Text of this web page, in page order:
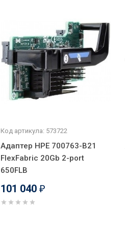
Код артикула: 573722
Адаптер HPE 700763-B21
FlexFabric 20Gb 2-port
650FLB
101 040 ₽